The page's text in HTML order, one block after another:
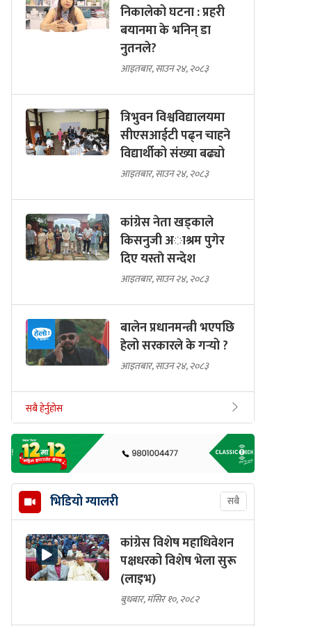
निकालेको घटना : प्रहरी
बयानमा के भनिन् डा
नुतनले?
आइतबार, साउन २४, २०८३
त्रिभुवन विश्वविद्यालयमा
सीएसआईटी पढ्न चाहने
विद्यार्थीको संख्या बढ्यो
आइतबार, साउन २४, २०८३
कांग्रेस नेता खड्काले
किसनुजी अाश्रम पुगेर
दिए यस्ताे सन्देश
आइतबार, साउन २४, २०८३
बालेन प्रधानमन्त्री भएपछि
हेलो सरकारले के गर्‍यो ?
आइतबार, साउन २४, २०८३
सबै हेर्नुहोस
भिडियो ग्यालरी सबै
कांग्रेस विशेष महाधिवेशन
पक्षधरको विशेष भेला सुरू
(लाइभ)
बुधबार, मंसिर १०, २०८२